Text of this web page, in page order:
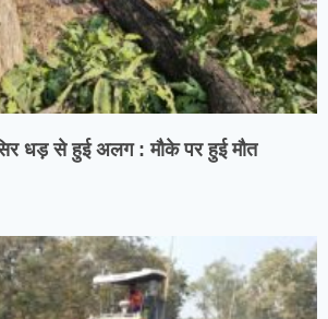
धड़ से हुई अलग : मौके पर हुई मौत